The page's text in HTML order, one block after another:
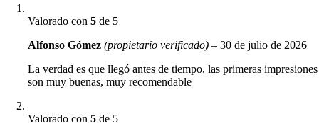
Valorado con5 de 5
Alfonso Gómez(propietario verificado) – 30 de julio de 2026
La verdad es que llegó antes de tiempo, las primeras impresiones
son muy buenas, muy recomendable
Valorado con5 de 5